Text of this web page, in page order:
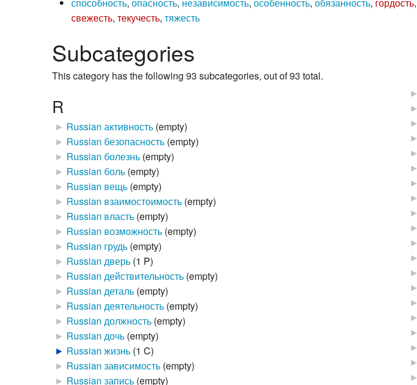
свежесть текучесть тяжесть
Subcategories
This category has the following 93 subcategories, out of 93 total.
R
► Russian активность (empty)
► Russian безопасность (empty)
► Russian болезнь (empty)
► Russian боль (empty)
► Russian вещь (empty)
► Russian взаимостоимость (empty)
► Russian власть (empty)
► Russian возможность (empty)
► Russian грудь (empty)
► Russian дверь (1 P)
► Russian действительность (empty)
► Russian деталь (empty)
► Russian деятельность (empty)
► Russian должность (empty)
► Russian дочь (empty)
► Russian жизнь (1 C)
► Russian зависимость (empty)
► Russian запись (empty)
►
►
►
►
►
►
►
►
►
►
►
►
►
►
►
►
►
►
►
►